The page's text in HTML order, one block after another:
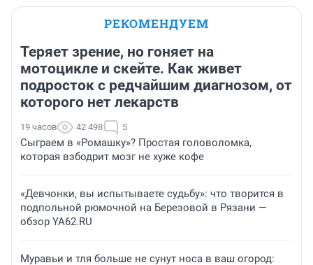
РЕКОМЕНДУЕМ
Теряет зрение, но гоняет на
мотоцикле и скейте. Как живет
подросток с редчайшим диагнозом, от
которого нет лекарств
19 часов 42 498 5
Сыграем в «Ромашку»? Простая головоломка,
которая взбодрит мозг не хуже кофе
«Девчонки, вы испытываете судьбу»: что творится в
подпольной рюмочной на Березовой в Рязани —
обзор YA62.RU
Муравьи и тля больше не сунут носа в ваш огород: